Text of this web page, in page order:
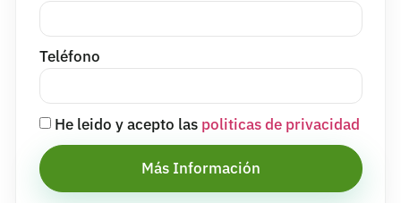
Teléfono
He leido y acepto las politicas de privacidad
Más Información